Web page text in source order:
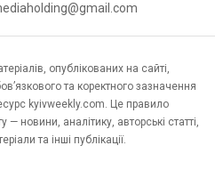
опублікованих на сайті,
та коректного зазначення
kyivweekly.com. Це правило
новини, аналітику, авторські статті,
та інші публікації.